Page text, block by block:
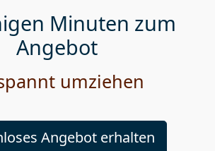
Minuten zum
Angebot
umziehen
Angebot erhalten